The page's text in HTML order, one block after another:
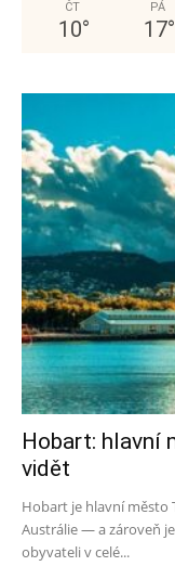
ČT
10°
PÁ
17°
Hobart: hlavní
vidět
Hobart je hlavní
Austrálie — a zároveň
obyvateli v celé...